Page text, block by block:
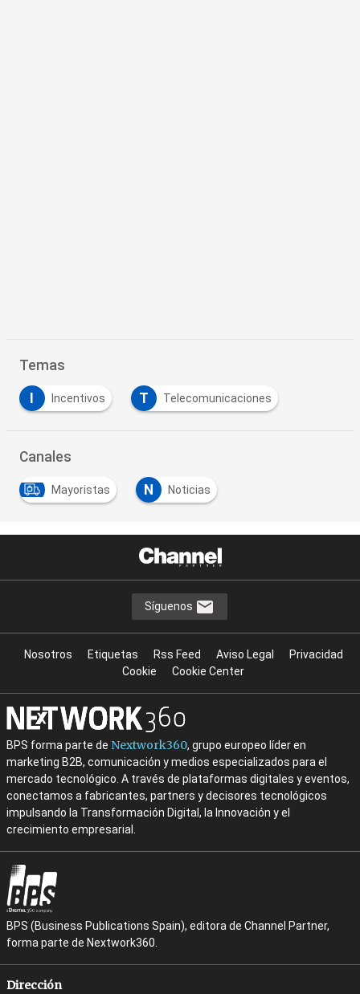
Temas
Incentivos T Telecomunicaciones
Canales
Mayoristas N Noticias
Síguenos
Nosotros Etiquetas Rss Feed Aviso Legal
Privacidad
Cookie
Cookie Center
BPS forma parte de Nextwork360, grupo europeo líder en
marketing B2B, comunicación y medios especializados para el
mercado tecnológico. A través de plataformas digitales y eventos,
conectamos a fabricantes, partners y decisores tecnológicos
impulsando la Transformación Digital, la Innovación y el
crecimiento empresarial.
BPS (Business Publications Spain), editora de Channel Partner,
forma parte de Nextwork360.
Dirección